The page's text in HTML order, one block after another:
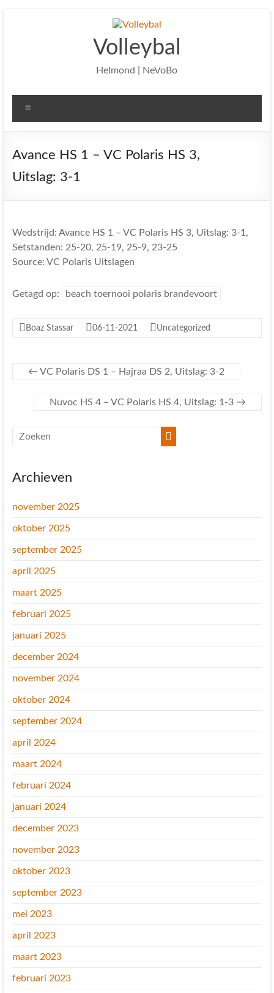
Volleybal
Helmond | NeVoBo
Avance HS 1 – VC Polaris HS 3,
Uitslag: 3-1
Wedstrijd: Avance HS 1 – VC Polaris HS 3, Uitslag: 3-1,
Setstanden: 25-20, 25-19, 25-9, 23-25
Source: VC Polaris Uitslagen
Getagd op: beach toernooi polaris brandevoort
Boaz Stassar 06-11-2021 Uncategorized
← VC Polaris DS 1 – Hajraa DS 2, Uitslag: 3-2
Nuvoc HS 4 – VC Polaris HS 4, Uitslag: 1-3 →
Archieven
november 2025
oktober 2025
september 2025
april 2025
maart 2025
februari 2025
januari 2025
december 2024
november 2024
oktober 2024
september 2024
april 2024
maart 2024
februari 2024
januari 2024
december 2023
november 2023
oktober 2023
september 2023
mei 2023
april 2023
maart 2023
februari 2023